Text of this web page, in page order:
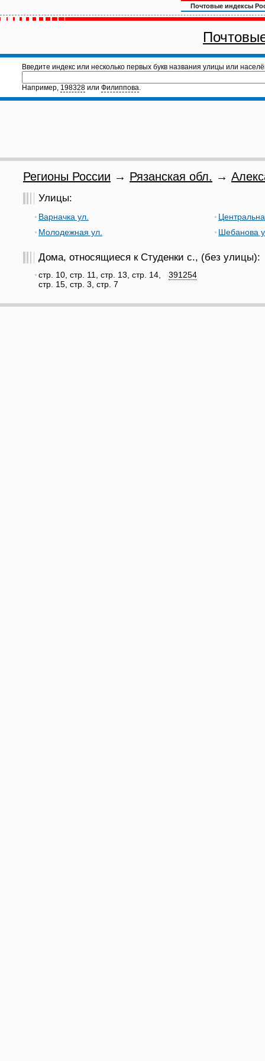
Почтовые индексы
Введите индекс или несколько первых букв названия улицы или
Например, 198328 или Филиппова.
Регионы России → Рязанская обл. →
Улицы:
Варначка ул.
Молодежная ул.
Шебанова
Дома, относящиеся к Студенки с., (без улицы):
391254
стр. 10, стр. 11, стр. 13, стр. 14,
стр. 15, стр. 3, стр. 7